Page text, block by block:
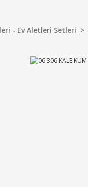
- Ev Aletleri Setleri